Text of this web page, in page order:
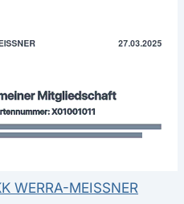
WERRA-MEISSNER